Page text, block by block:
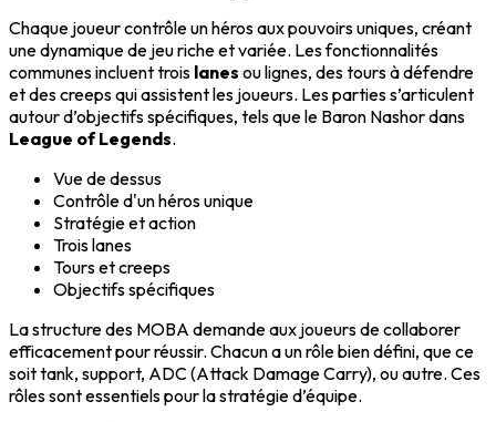
Chaque joueur contrôle un héros aux pouvoirs uniques, créant
une dynamique de jeu riche et variée. Les fonctionnalités
communes incluent trois lanes ou lignes, des tours à défendre
et des creeps qui assistent les joueurs. Les parties s’articulent
autour d’objectifs spécifiques, tels que le Baron Nashor dans
League of Legends.
Vue de dessus
Contrôle d'un héros unique
Stratégie et action
Trois lanes
Tours et creeps
Objectifs spécifiques
La structure des MOBA demande aux joueurs de collaborer
efficacement pour réussir. Chacun a un rôle bien défini, que ce
soit tank, support, ADC (Attack Damage Carry), ou autre. Ces
rôles sont essentiels pour la stratégie d’équipe.